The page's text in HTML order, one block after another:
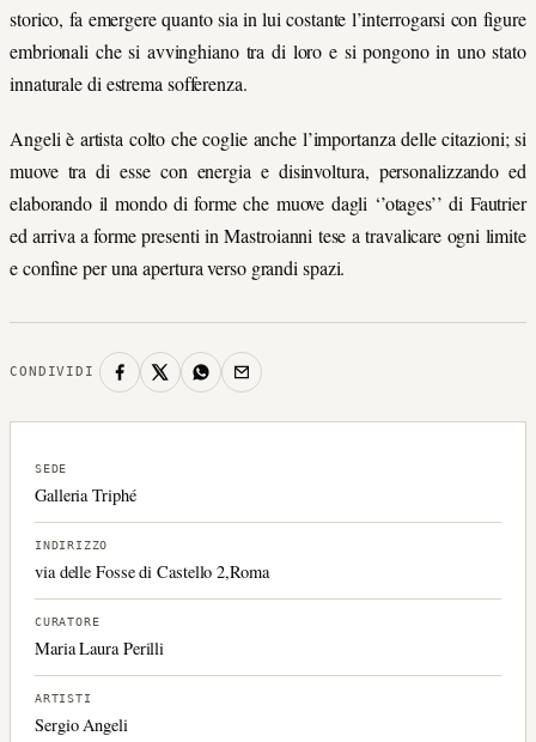
storico, fa emergere quanto sia in lui costante l’interrogarsi con figure
embrionali che si avvinghiano tra di loro e si pongono in uno stato
innaturale di estrema sofferenza.
Angeli è artista colto che coglie anche l’importanza delle citazioni; si
muove tra di esse con energia e disinvoltura, personalizzando ed
elaborando il mondo di forme che muove dagli ‘’otages’’ di Fautrier
ed arriva a forme presenti in Mastroianni tese a travalicare ogni limite
e confine per una apertura verso grandi spazi.
CONDIVIDI
SEDE
Galleria Triphé
INDIRIZZO
via delle Fosse di Castello 2,Roma
CURATORE
Maria Laura Perilli
ARTISTI
Sergio Angeli